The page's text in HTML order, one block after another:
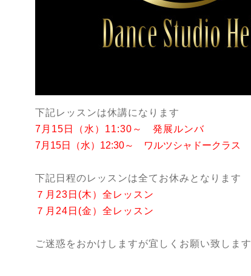
下記レッスンは休講になります
7月15日（水）11:30～ 発展ルンバ
7月15日（水）12:30～ ワルツシャドークラス
下記日程のレッスンは全てお休みとなります
７月23日(木）全レッスン
７月24日(金）全レッスン
ご迷惑をおかけしますが宜しくお願い致します